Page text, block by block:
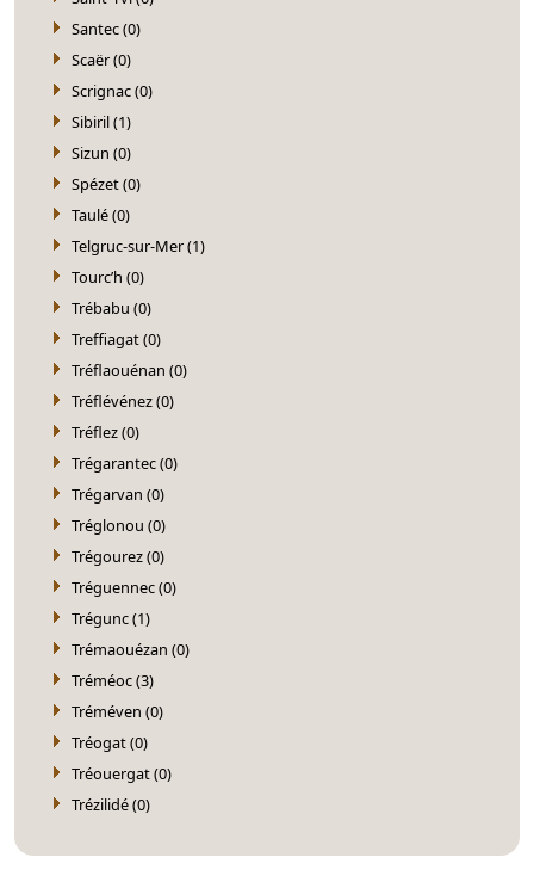
Santec (0)
Scaër (0)
Scrignac (0)
Sibiril (1)
Sizun (0)
Spézet (0)
Taulé (0)
Telgruc-sur-Mer (1)
Tourc’h (0)
Trébabu (0)
Treffiagat (0)
Tréflaouénan (0)
Tréflévénez (0)
Tréflez (0)
Trégarantec (0)
Trégarvan (0)
Tréglonou (0)
Trégourez (0)
Tréguennec (0)
Trégunc (1)
Trémaouézan (0)
Tréméoc (3)
Tréméven (0)
Tréogat (0)
Tréouergat (0)
Trézilidé (0)